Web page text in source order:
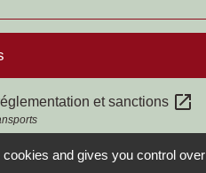
et sanctions open_in_new
and gives you control